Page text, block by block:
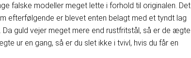
falske modeller meget lette i forhold til originalen. Det
efterfølgende er blevet enten belagt med et tyndt lag
guld vejer meget mere end rustfritstål, så er de ægte
ur en gang, så er du slet ikke i tvivl, hvis du får en